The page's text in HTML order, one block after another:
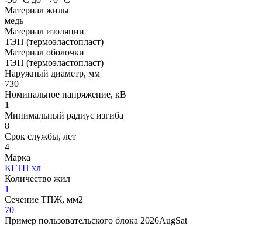
Материал жилы
медь
Материал изоляции
ТЭП (термоэластопласт)
Материал оболочки
ТЭП (термоэластопласт)
Наружный диаметр, мм
730
Номинальное напряжение, кВ
1
Минимальный радиус изгиба
8
Срок службы, лет
4
Марка
КГТП хл
Количество жил
1
Сечение ТПЖ, мм2
70
Пример пользовательского блока 2026AugSat